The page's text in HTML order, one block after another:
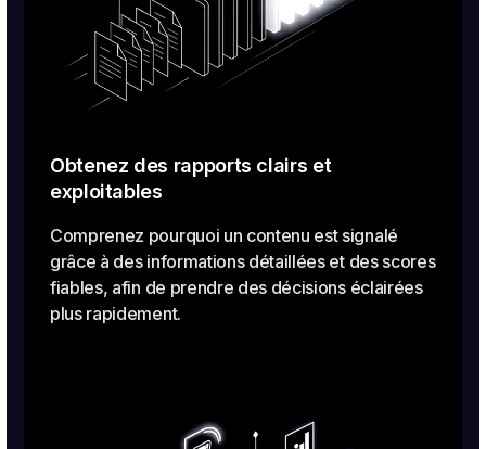
Obtenez des rapports clairs et
exploitables
Comprenez pourquoi un contenu est signalé
grâce à des informations détaillées et des scores
fiables, afin de prendre des décisions éclairées
plus rapidement.